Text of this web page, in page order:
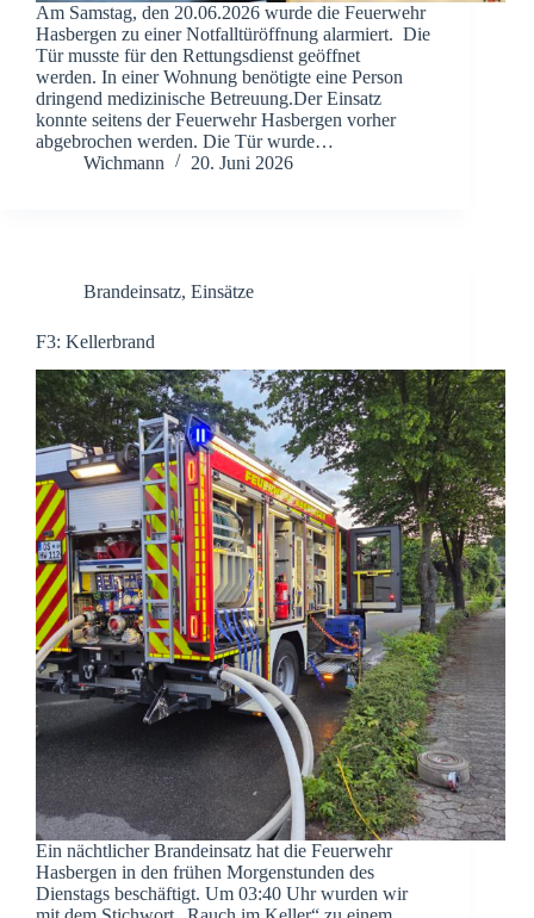
Am Samstag, den 20.06.2026 wurde die Feuerwehr
Hasbergen zu einer Notfalltüröffnung alarmiert. Die
Tür musste für den Rettungsdienst geöffnet
werden. In einer Wohnung benötigte eine Person
dringend medizinische Betreuung.Der Einsatz
konnte seitens der Feuerwehr Hasbergen vorher
abgebrochen werden. Die Tür wurde…
Wichmann
20. Juni 2026
Brandeinsatz, Einsätze
F3: Kellerbrand
Ein nächtlicher Brandeinsatz hat die Feuerwehr
Hasbergen in den frühen Morgenstunden des
Dienstags beschäftigt. Um 03:40 Uhr wurden wir